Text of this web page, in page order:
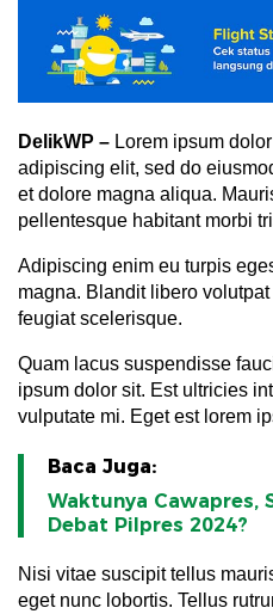
DelikWP – Lorem ipsum
adipiscing elit, sed do
et dolore magna aliqua.
pellentesque habitant morbi
Adipiscing enim eu turpis
magna. Blandit libero
feugiat scelerisque.
Quam lacus suspendisse
ipsum dolor sit. Est ultricies
vulputate mi. Eget est lorem
Baca Juga:
Waktunya Cawapres,
Debat Pilpres 2024?
Nisi vitae suscipit tellus
eget nunc lobortis. Tellus